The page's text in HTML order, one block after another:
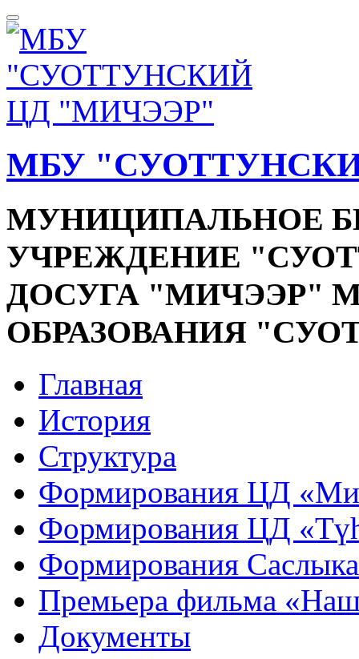
МБУ
МУНИЦИПАЛЬНОЕ
УЧРЕЖДЕНИЕ
ДОСУГА "МИЧЭЭР"
ОБРАЗОВАНИЯ
Главная
История
Структура
Формирования ЦД
Формирования ЦД
Формирования
Премьера фильма
Документы